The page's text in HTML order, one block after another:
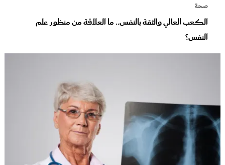
صحة
الكعب العالي والثقة بالنفس.. ما العلاقة من منظور علم
النفس؟